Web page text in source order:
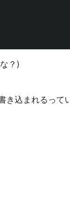
？)
き込まれるって